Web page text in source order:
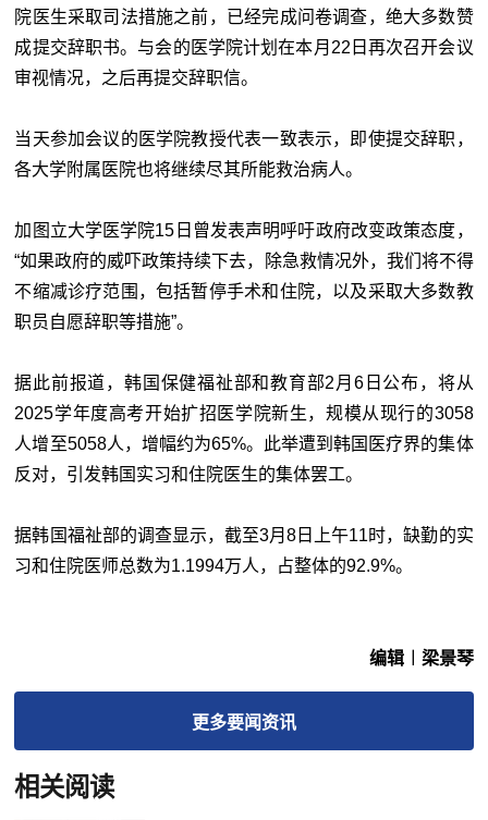
院医生采取司法措施之前，已经完成问卷调查，绝大多数赞
成提交辞职书。与会的医学院计划在本月22日再次召开会议
审视情况，之后再提交辞职信。
当天参加会议的医学院教授代表一致表示，即使提交辞职，
各大学附属医院也将继续尽其所能救治病人。
加图立大学医学院15日曾发表声明呼吁政府改变政策态度，
“如果政府的威吓政策持续下去，除急救情况外，我们将不得
不缩减诊疗范围，包括暂停手术和住院，以及采取大多数教
职员自愿辞职等措施”。
据此前报道，韩国保健福祉部和教育部2月6日公布，将从
2025学年度高考开始扩招医学院新生，规模从现行的3058
人增至5058人，增幅约为65%。此举遭到韩国医疗界的集体
反对，引发韩国实习和住院医生的集体罢工。
据韩国福祉部的调查显示，截至3月8日上午11时，缺勤的实
习和住院医师总数为1.1994万人，占整体的92.9%。
编辑︱梁景琴
更多要闻资讯
相关阅读